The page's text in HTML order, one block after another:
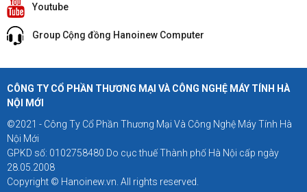
Youtube
Group Cộng đồng Hanoinew Computer
CÔNG TY CỔ PHẦN THƯƠNG MẠI VÀ CÔNG NGHỆ MÁY TÍNH HÀ
NỘI MỚI
©2021 - Công Ty Cổ Phần Thương Mại Và Công Nghệ Máy Tính Hà
Nội Mới
GPKD số: 0102758480 Do cục thuế Thành phố Hà Nội cấp ngày
28.05.2008
Copyright © Hanoinew.vn. All rights reserved.